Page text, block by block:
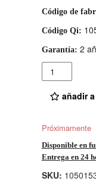
Código de
Código Qi:
Garantía: 2
Cantidad
añadir
Próximamente
Disponible en
Entrega en 24
SKU: